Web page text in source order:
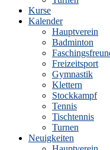
Kurse
Kalender
Hauptverein
Badminton
Freizeitsport
Gymnastik
Klettern
Stockkampf
Tennis
Tischtennis
Turnen
Neuigkeiten